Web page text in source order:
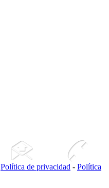
Política de privacidad - Política